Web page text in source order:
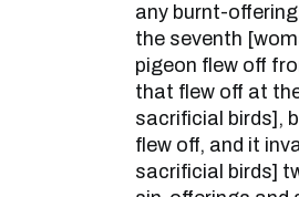
any burnt-
the seventh
pigeon flew off
that flew off at
sacrificial birds],
flew off, and it
sacrificial birds]